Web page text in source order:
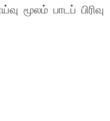
மூலம் பாடப் பிரிவு